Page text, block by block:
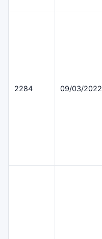
2284 09/03/2022